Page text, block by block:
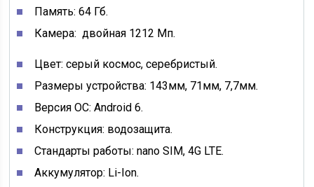
Память: 64 Гб.
Камера: двойная 1212 Мп.
Цвет: серый космос, серебристый.
Размеры устройства: 143мм, 71мм, 7,7мм.
Версия ОС: Android 6.
Конструкция: водозащита.
Стандарты работы: nano SIM, 4G LTE.
Аккумулятор: Li-Ion.